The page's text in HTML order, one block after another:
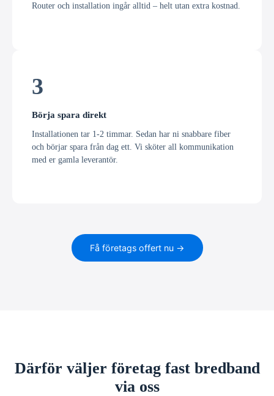
Router och installation ingår alltid – helt utan extra kostnad.
3
Börja spara direkt
Installationen tar 1-2 timmar. Sedan har ni snabbare fiber
och börjar spara från dag ett. Vi sköter all kommunikation
med er gamla leverantör.
Få företags offert nu →
Därför väljer företag fast bredband
via oss